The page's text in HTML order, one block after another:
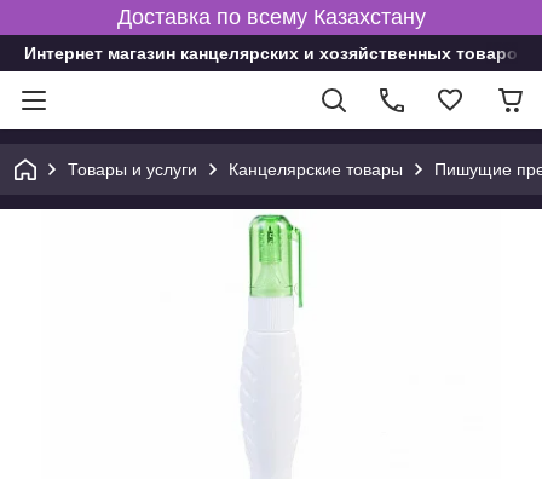
Доставка по всему Казахстану
Интернет магазин канцелярских и хозяйственных товаров
Товары и услуги Канцелярские товары Пишущие